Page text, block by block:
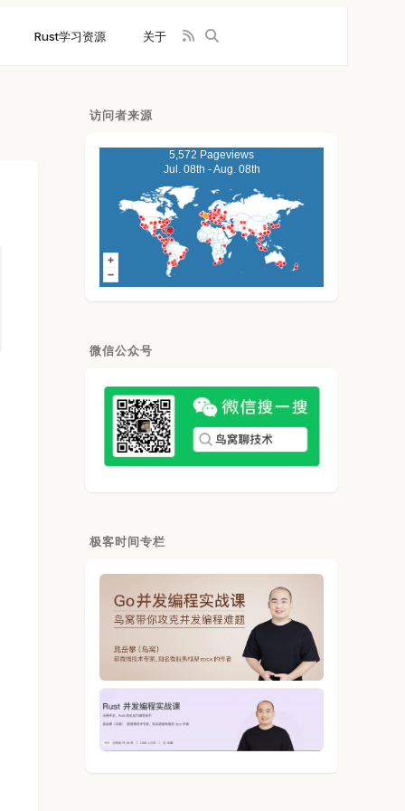
Rust学习资源 关于
访问者来源
5,572 Pageviews
Jul. 08th - Aug. 08th
微信公众号
极客时间专栏